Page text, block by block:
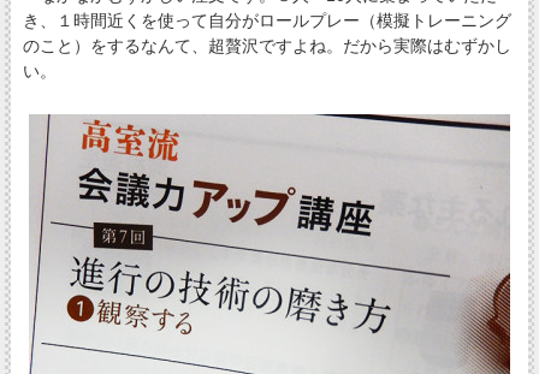
き、１時間近くを使って自分がロールプレー（模擬トレーニング
のこと）をするなんて、超贅沢ですよね。だから実際はむずかし
い。